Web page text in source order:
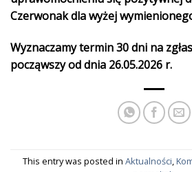
Czerwonak dla wyżej
Wyznaczamy termin 30 dni na
począwszy od dnia 26.05.2026 r.
This entry was posted in Aktualności,